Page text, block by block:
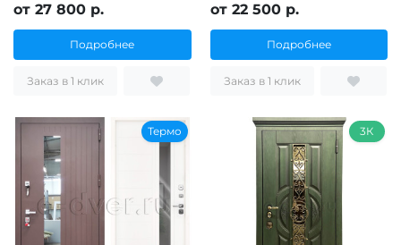
от 27 800 р.
Подробнее
Заказ в 1 клик
от 22 500 р.
Подробнее
Заказ в 1 клик
Термо 3К